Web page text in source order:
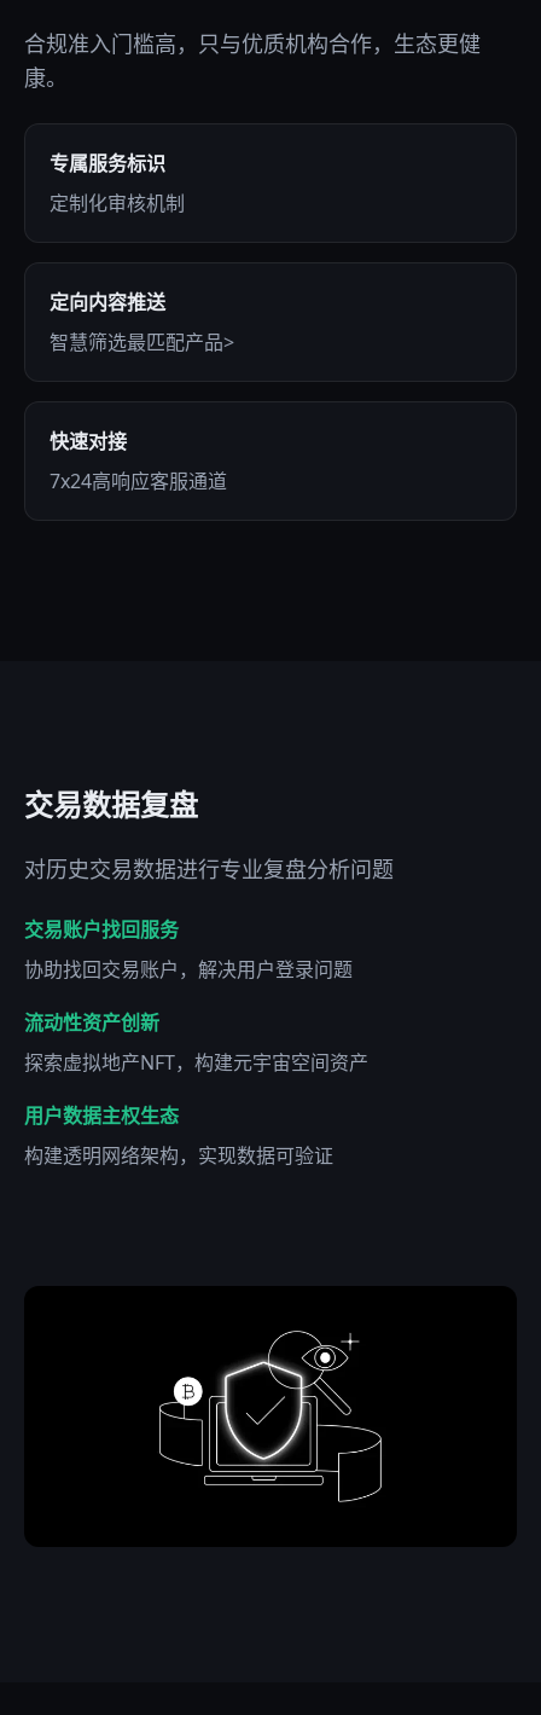
合规准入门槛高，只与优质机构合作，生态更健
康。
专属服务标识
定制化审核机制
定向内容推送
智慧筛选最匹配产品>
快速对接
7x24高响应客服通道
交易数据复盘
对历史交易数据进行专业复盘分析问题
交易账户找回服务
协助找回交易账户，解决用户登录问题
流动性资产创新
探索虚拟地产NFT，构建元宇宙空间资产
用户数据主权生态
构建透明网络架构，实现数据可验证